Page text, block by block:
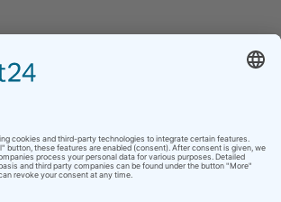
Klinikum Bad Hersfeld GmbH
Seilerweg 29
36251 Bad Hersfeld